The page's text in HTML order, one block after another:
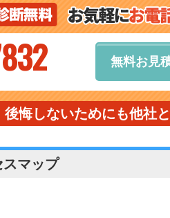
無料お見
悔しないためにも他社
マップ